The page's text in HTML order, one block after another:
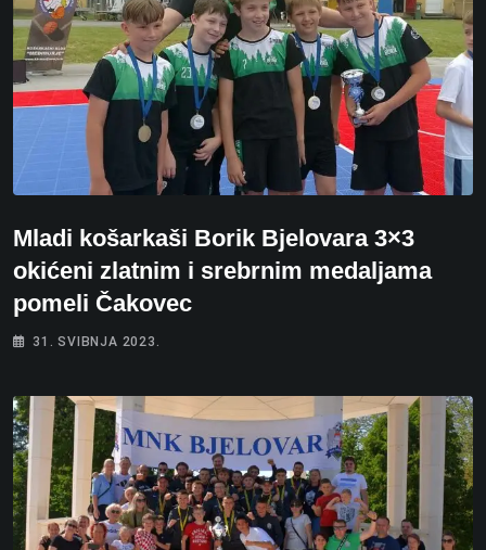
Mladi košarkaši Borik Bjelovara 3×3
okićeni zlatnim i srebrnim medaljama
pomeli Čakovec
31. SVIBNJA 2023.